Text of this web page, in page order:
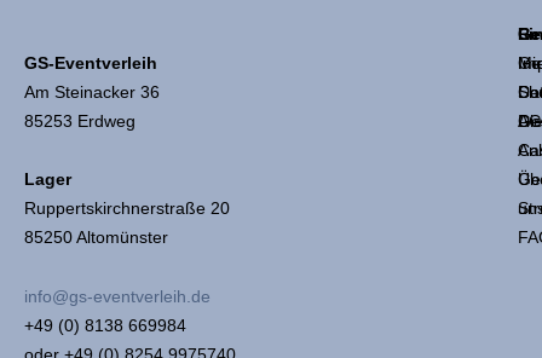
GS-Eventverleih
Am Steinacker 36
85253 Erdweg
Lager
Ruppertskirchnerstraße 20
85250 Altomünster
info@gs-eventverleih.de
+49 (0) 8138 669984